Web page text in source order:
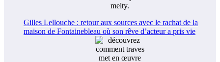
Gilles Lellouche : retour aux sources avec le rachat de la
maison de Fontainebleau où son rêve d’acteur a pris vie